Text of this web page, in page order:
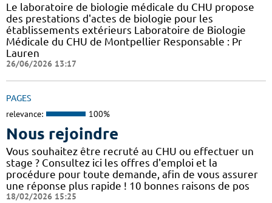
Le laboratoire de biologie médicale du CHU propose
des prestations d'actes de biologie pour les
établissements extérieurs Laboratoire de Biologie
Médicale du CHU de Montpellier Responsable : Pr
Lauren
26/06/2026 13:17
PAGES
relevance: 100%
Nous rejoindre
Vous souhaitez être recruté au CHU ou effectuer un
stage ? Consultez ici les offres d'emploi et la
procédure pour toute demande, afin de vous assurer
une réponse plus rapide ! 10 bonnes raisons de pos
18/02/2026 15:25